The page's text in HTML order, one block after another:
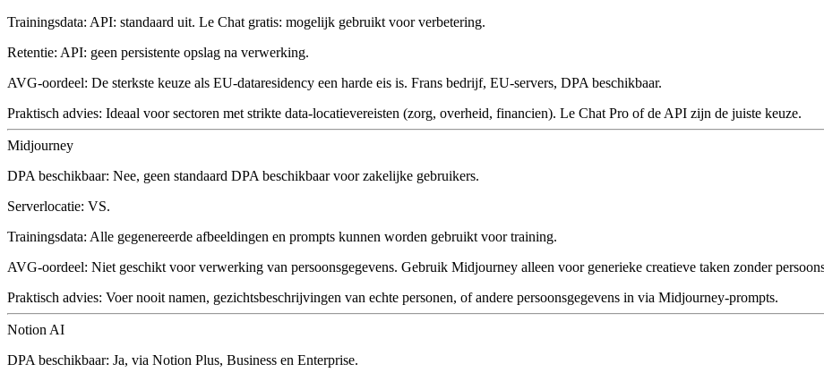
Trainingsdata: API: standaard uit. Le Chat gratis: mogelijk gebruikt voor verbetering.
Retentie: API: geen persistente opslag na verwerking.
AVG-oordeel: De sterkste keuze als EU-dataresidency een harde eis is. Frans bedrijf, EU-servers, DPA beschikbaar.
Praktisch advies: Ideaal voor sectoren met strikte data-locatievereisten (zorg, overheid, financien). Le Chat Pro of de API zijn de juiste keuze.
Midjourney
DPA beschikbaar: Nee, geen standaard DPA beschikbaar voor zakelijke gebruikers.
Serverlocatie: VS.
Trainingsdata: Alle gegenereerde afbeeldingen en prompts kunnen worden gebruikt voor training.
AVG-oordeel: Niet geschikt voor verwerking van persoonsgegevens. Gebruik Midjourney alleen voor generieke creatieve taken zonder
Praktisch advies: Voer nooit namen, gezichtsbeschrijvingen van echte personen, of andere persoonsgegevens in via Midjourney-prompts.
Notion AI
DPA beschikbaar: Ja, via Notion Plus, Business en Enterprise.